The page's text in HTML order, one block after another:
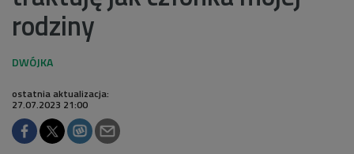
rodziny
ostatnia aktualizacja:
27.07.2023 21:00